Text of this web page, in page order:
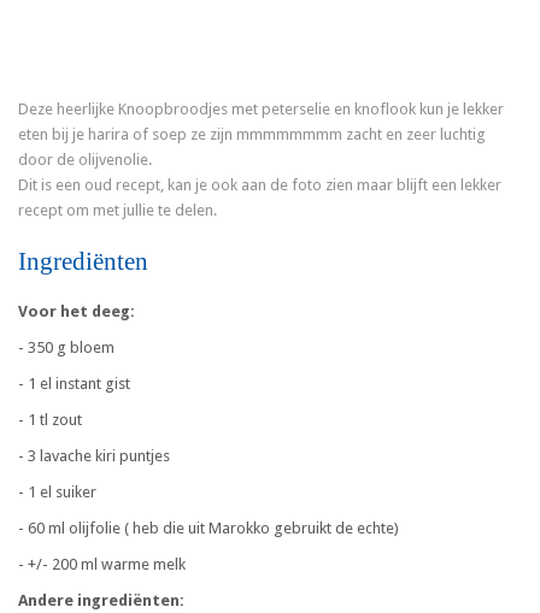
Deze heerlijke Knoopbroodjes met peterselie en knoflook kun je lekker
eten bij je harira of soep ze zijn mmmmmmmm zacht en zeer luchtig
door de olijvenolie.
Dit is een oud recept, kan je ook aan de foto zien maar blijft een lekker
recept om met jullie te delen.
Ingrediënten
Voor het deeg:
- 350 g bloem
- 1 el instant gist
- 1 tl zout
- 3 lavache kiri puntjes
- 1 el suiker
- 60 ml olijfolie ( heb die uit Marokko gebruikt de echte)
- +/- 200 ml warme melk
Andere ingrediënten: